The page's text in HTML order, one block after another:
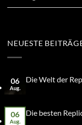
NEUESTE
06
Aug.
Die Welt der
06
Aug.
Die besten